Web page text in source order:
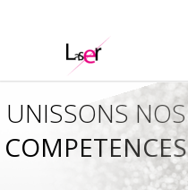
COMPETENCES
UNISSONS NOS